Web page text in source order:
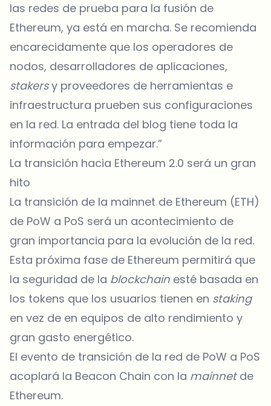
las redes de prueba para la fusión de
Ethereum, ya está en marcha. Se recomienda
encarecidamente que los operadores de
nodos, desarrolladores de aplicaciones,
stakersy proveedores de herramientas e
infraestructura prueben sus configuraciones
en la red. La entrada del blog tiene toda la
información para empezar.”
La transición hacia Ethereum 2.0 será un gran
hito
La transición de la mainnet de Ethereum (ETH)
de PoW a PoS será un acontecimiento de
gran importancia para la evolución de la red.
Esta próxima fase de Ethereum permitirá que
la seguridad de la blockchain esté basada en
los tokens que los usuarios tienen en staking
en vez de en equipos de alto rendimiento y
gran gasto energético.
El evento de transición de la red de PoW a PoS
acoplará la Beacon Chain con la mainnetde
Ethereum.